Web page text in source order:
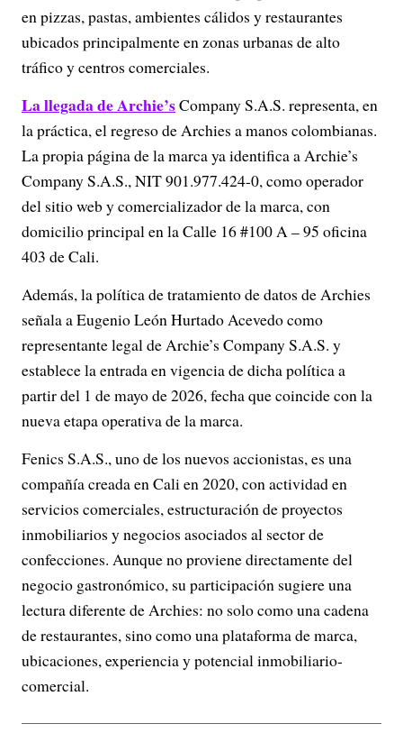
en pizzas, pastas, ambientes cálidos y restaurantes
ubicados principalmente en zonas urbanas de alto
tráfico y centros comerciales.
La llegada de Archie’sCompany S.A.S. representa, en
la práctica, el regreso de Archies a manos colombianas.
La propia página de la marca ya identifica a Archie’s
Company S.A.S., NIT 901.977.424-0, como operador
del sitio web y comercializador de la marca, con
domicilio principal en la Calle 16 #100 A – 95 oficina
403 de Cali.
Además, la política de tratamiento de datos de Archies
señala a Eugenio León Hurtado Acevedo como
representante legal de Archie’s Company S.A.S. y
establece la entrada en vigencia de dicha política a
partir del 1 de mayo de 2026, fecha que coincide con la
nueva etapa operativa de la marca.
Fenics S.A.S., uno de los nuevos accionistas, es una
compañía creada en Cali en 2020, con actividad en
servicios comerciales, estructuración de proyectos
inmobiliarios y negocios asociados al sector de
confecciones. Aunque no proviene directamente del
negocio gastronómico, su participación sugiere una
lectura diferente de Archies: no solo como una cadena
de restaurantes, sino como una plataforma de marca,
ubicaciones, experiencia y potencial inmobiliario-
comercial.